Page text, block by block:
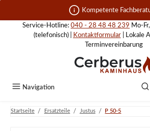
Zum Hauptinhalt springen Kompetente
Service-Hotline: 040 - 28 48 48 239 Mo-
(telefonisch) |
Kontaktformular| Lokale
Terminvereinbarung
Navigation
Startseite / Ersatzteile / Justus / P 50-5